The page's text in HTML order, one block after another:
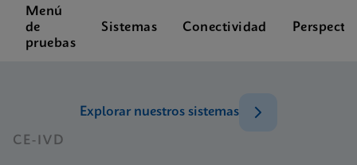
Menú
de
pruebas
Sistemas Conectividad
Explorar nuestros sistemas
CE-IVD